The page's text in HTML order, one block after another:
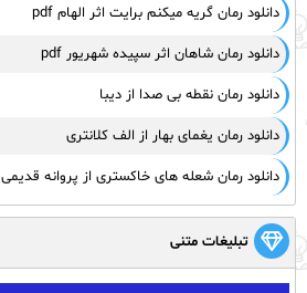
دانلود رمان گریه میکنم برایت اثر الهام pdf
دانلود رمان شاهان اثر سپیده شهریور pdf
دانلود رمان نقطه بی صدا از دیبا
دانلود رمان یغمای بهار از الف کلانتری
دانلود رمان شعله های خاکستری از پروانه قدیمی
تبلیغات متنی